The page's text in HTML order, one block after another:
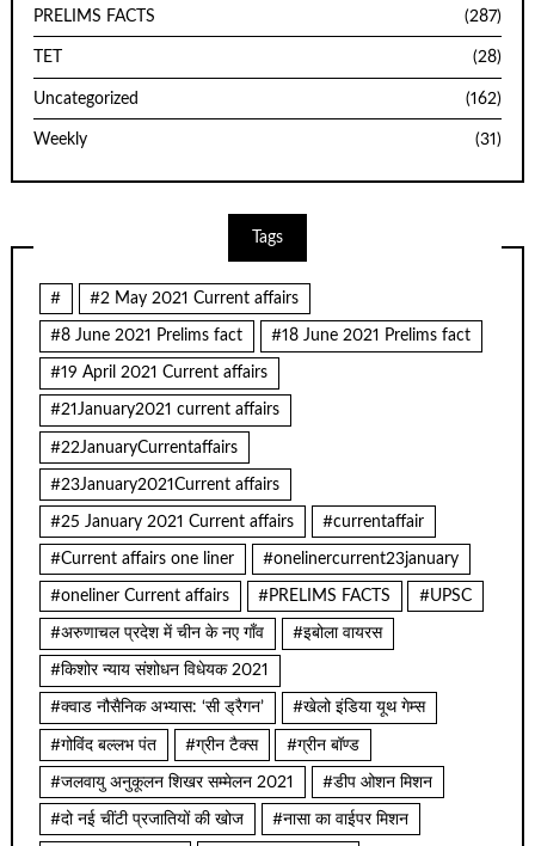
PRELIMS FACTS (287)
TET (28)
Uncategorized (162)
Weekly (31)
Tags
# #2 May 2021 Current affairs
#8 June 2021 Prelims fact #18 June 2021 Prelims fact
#19 April 2021 Current affairs
#21January2021 current affairs
#22JanuaryCurrentaffairs
#23January2021Current affairs
#25 January 2021 Current affairs #currentaffair
#Current affairs one liner #onelinercurrent23january
#oneliner Current affairs #PRELIMS FACTS #UPSC
#अरुणाचल प्रदेश में चीन के नए गाँव #इबोला वायरस
#किशोर न्याय संशोधन विधेयक 2021
#क्वाड नौसैनिक अभ्यास: ‘सी ड्रैगन’ #खेलो इंडिया यूथ गेम्स
#गोविंद बल्लभ पंत #ग्रीन टैक्स #ग्रीन बॉण्ड
#जलवायु अनुकूलन शिखर सम्मेलन 2021 #डीप ओशन मिशन
#दो नई चींटी प्रजातियों की खोज #नासा का वाईपर मिशन